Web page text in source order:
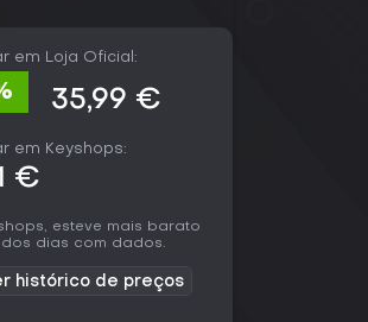
em Loja Oficial:
35,99 €
em Keyshops:
€
esteve mais barato
dos dias com dados.
histórico de preços